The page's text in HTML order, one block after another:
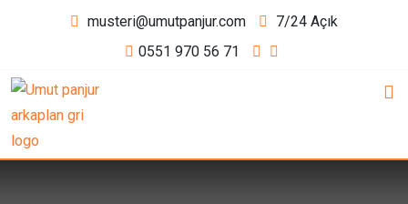
musteri@umutpanjur.com
7/24 Açık
0551 970 56 71